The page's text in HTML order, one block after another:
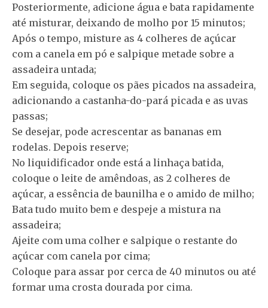
Posteriormente, adicione água e bata rapidamente
até misturar, deixando de molho por 15 minutos;
Após o tempo, misture as 4 colheres de açúcar
com a canela em pó e salpique metade sobre a
assadeira untada;
Em seguida, coloque os pães picados na assadeira,
adicionando a castanha-do-pará picada e as uvas
passas;
Se desejar, pode acrescentar as bananas em
rodelas. Depois reserve;
No liquidificador onde está a linhaça batida,
coloque o leite de amêndoas, as 2 colheres de
açúcar, a essência de baunilha e o amido de milho;
Bata tudo muito bem e despeje a mistura na
assadeira;
Ajeite com uma colher e salpique o restante do
açúcar com canela por cima;
Coloque para assar por cerca de 40 minutos ou até
formar uma crosta dourada por cima.